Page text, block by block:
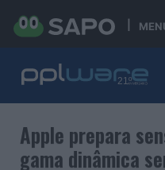
Apple prepara
gama dinâmica